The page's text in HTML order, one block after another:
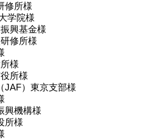
修所様
学院様
興基金様
修所様
様
所様
）東京支部様
興機構様
所様